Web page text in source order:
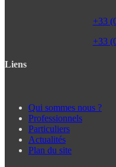
+33
+33
Liens
Qui sommes nous ?
Professionnels
Particuliers
Actualités
Plan du site